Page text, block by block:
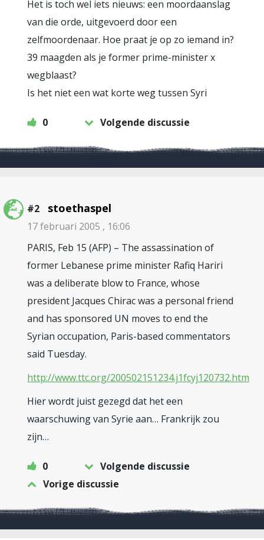
Het is toch wel iets nieuws: een moordaanslag
van die orde, uitgevoerd door een
zelfmoordenaar. Hoe praat je op zo iemand in?
39 maagden als je former prime-minister x
wegblaast?
Is het niet een wat korte weg tussen Syri
0 Volgende discussie
#2 stoethaspel
17 februari 2005 , 16:06
PARIS, Feb 15 (AFP) – The assassination of
former Lebanese prime minister Rafiq Hariri
was a deliberate blow to France, whose
president Jacques Chirac was a personal friend
and has sponsored UN moves to end the
Syrian occupation, Paris-based commentators
said Tuesday.
http://www.ttc.org/200502151234.j1fcyj120732.htm
Hier wordt juist gezegd dat het een
waarschuwing van Syrie aan… Frankrijk zou
zijn…
0
Volgende discussie
Vorige discussie